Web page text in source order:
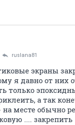
ruslana81
экраны
я давно от них
только
а так
месте обычно
.... закрепить